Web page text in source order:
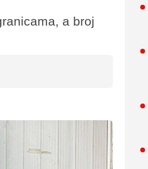
a broj